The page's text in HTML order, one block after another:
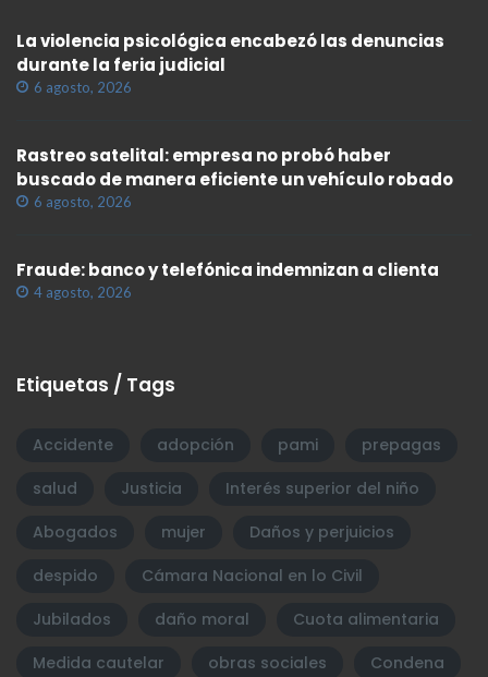
La violencia psicológica encabezó las denuncias
durante la feria judicial
6 agosto, 2026
Rastreo satelital: empresa no probó haber
buscado de manera eficiente un vehículo robado
6 agosto, 2026
Fraude: banco y telefónica indemnizan a clienta
4 agosto, 2026
Etiquetas / Tags
Accidente adopción pami
prepagas
salud
Justicia
Interés superior del niño
Abogados
mujer
Daños y perjuicios
despido
Cámara Nacional en lo Civil
Jubilados
daño moral
Cuota alimentaria
Medida cautelar
obras sociales
Condena